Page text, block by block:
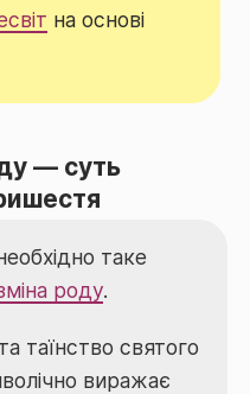
на основі
— суть
таке
роду.
таїнство святого
виражає